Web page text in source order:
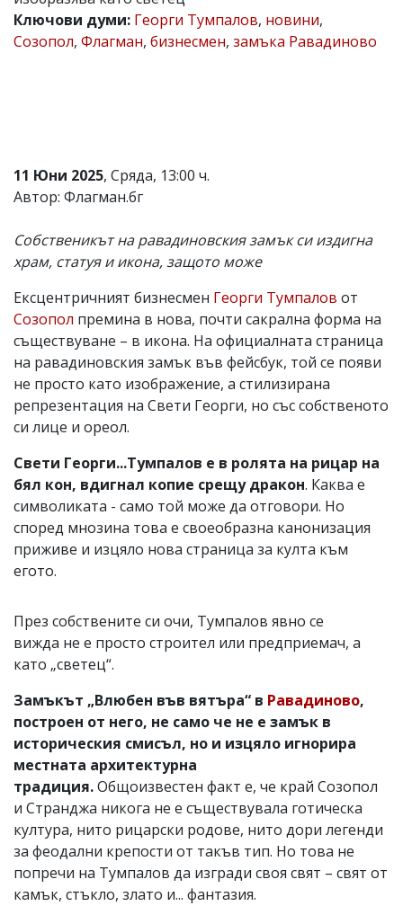
Коментарите
под
статиите
носи
отговорност
Ако
откриете
за
вас
коментар,
моля
сигнализирайте
Ключови думи: Георги Тумпалов, новини,
Созопол, Флагман, бизнесмен, замъка Равадиново
11 Юни 2025, Сряда, 13:00 ч.
Автор: Флагман.бг
Собственикът на равадиновския замък си издигна
храм, статуя и икона, защото може
Ексцентричният бизнесмен Георги Тумпалов от
Созопол премина в нова, почти сакрална форма на
съществуване – в икона. На официалната страница
на равадиновския замък във фейсбук, той се появи
не просто като изображение, а стилизирана
репрезентация на Свети Георги, но със собственото
си лице и ореол.
Свети Георги...Тумпалов е в ролята на рицар на
бял кон, вдигнал копие срещу дракон. Каква е
символиката - само той може да отговори. Но
според мнозина това е своеобразна канонизация
приживе и изцяло нова страница за култа към
егото.
През собствените си очи, Тумпалов явно се
вижда не е просто строител или предприемач, а
като „светец“.
Замъкът „Влюбен във вятъра“ в Равадиново,
построен от него, не само че не е замък в
историческия смисъл, но и изцяло игнорира
местната архитектурна
традиция.Общоизвестен факт е, че край Созопол
и Странджа никога не е съществувала готическа
култура, нито рицарски родове, нито дори легенди
за феодални крепости от такъв тип. Но това не
попречи на Тумпалов да изгради своя свят – свят от
камък, стъкло, злато и... фантазия.